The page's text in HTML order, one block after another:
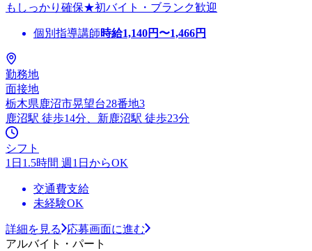
もしっかり確保★初バイト・ブランク歓迎
個別指導講師時給1,140円〜1,466円
勤務地
面接地
栃木県鹿沼市晃望台28番地3
鹿沼駅 徒歩14分、新鹿沼駅 徒歩23分
シフト
1日1.5時間 週1日からOK
交通費支給
未経験OK
詳細を見る
応募画面に進む
アルバイト・パート